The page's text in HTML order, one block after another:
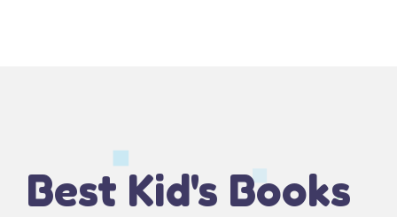
Best Kid's Books